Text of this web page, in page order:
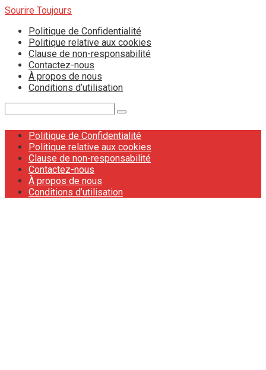
Skip
content
Sourire Toujours
Politique de Confidentialité
Politique relative aux cookies
Clause de non-responsabilité
Contactez-nous
À propos de nous
Conditions d’utilisation
Politique de Confidentialité
Politique relative aux cookies
Clause de non-responsabilité
Contactez-nous
À propos de nous
Conditions d’utilisation